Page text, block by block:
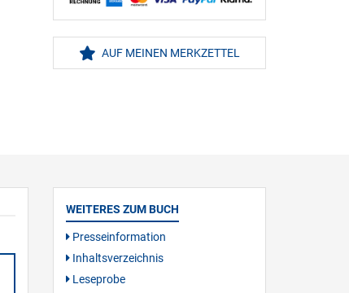
AUF MEINEN MERKZETTEL
WEITERES ZUM BUCH
Presseinformation
Inhaltsverzeichnis
Leseprobe